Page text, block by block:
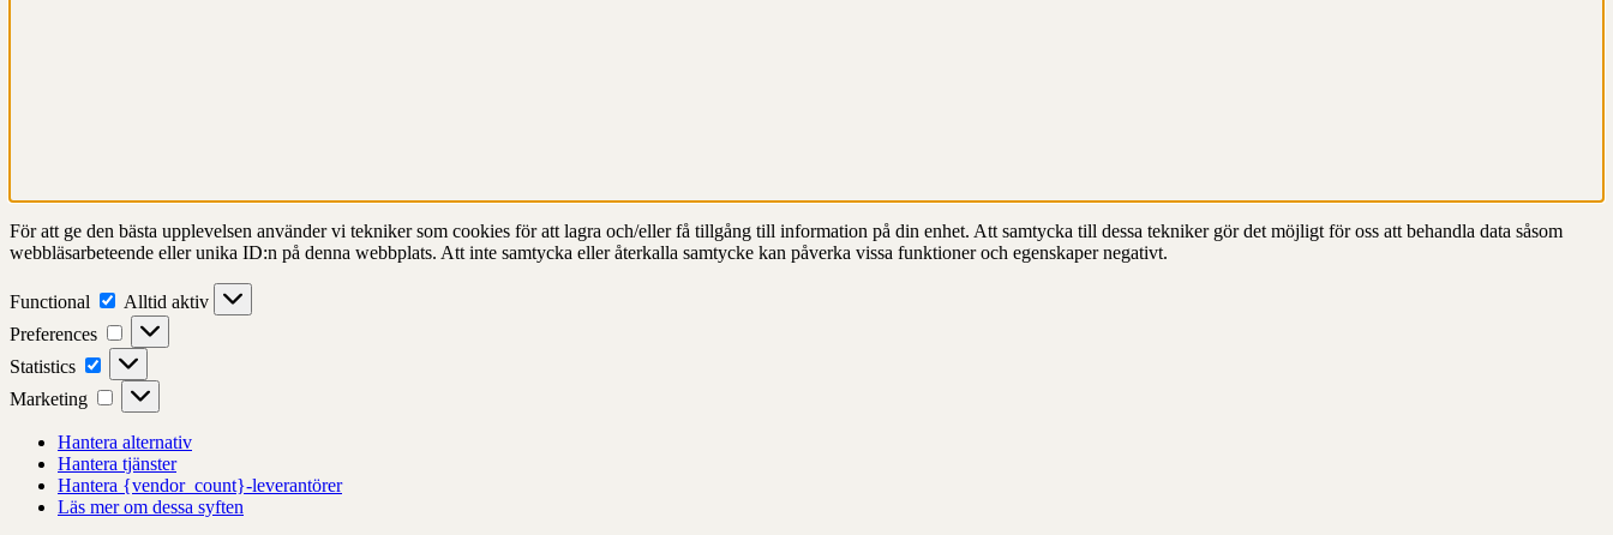
För att ge den bästa upplevelsen använder vi tekniker som cookies för att lagra och/eller få tillgång till information på din enhet. Att samtycka till dessa tekniker gör det möjligt för oss att behandla data såsom
webbläsarbeteende eller unika ID:n på denna webbplats. Att inte samtycka eller återkalla samtycke kan påverka vissa funktioner och egenskaper negativt.
Functional Functional
Alltid aktiv
Preferences
Preferences
Statistics Statistics
Marketing Marketing
Hantera alternativ
Hantera tjänster
Hantera {vendor_count}-leverantörer
Läs mer om dessa syften